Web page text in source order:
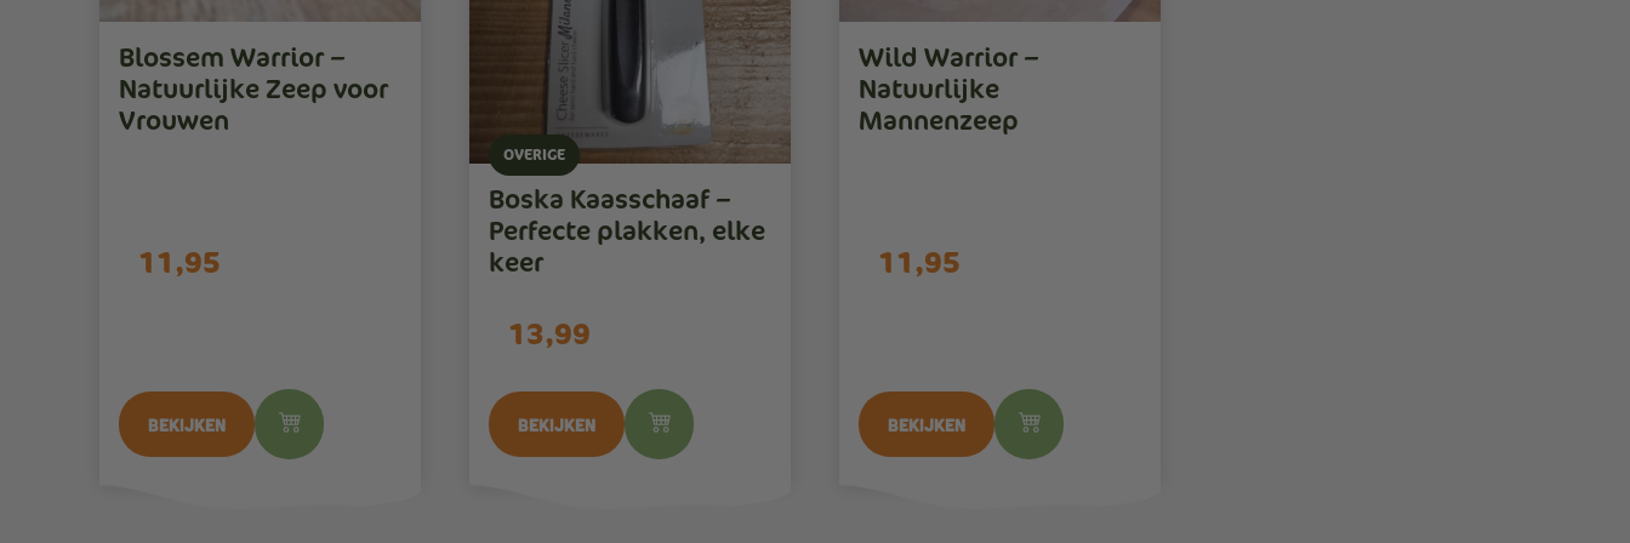
Blossem Warrior –
Natuurlijke Zeep voor
Vrouwen
11,95
Bekijken
OVERIGE
Boska Kaasschaaf –
Perfecte plakken, elke
keer
13,99
Bekijken
Wild Warrior –
Natuurlijke
Mannenzeep
11,95
Bekijken